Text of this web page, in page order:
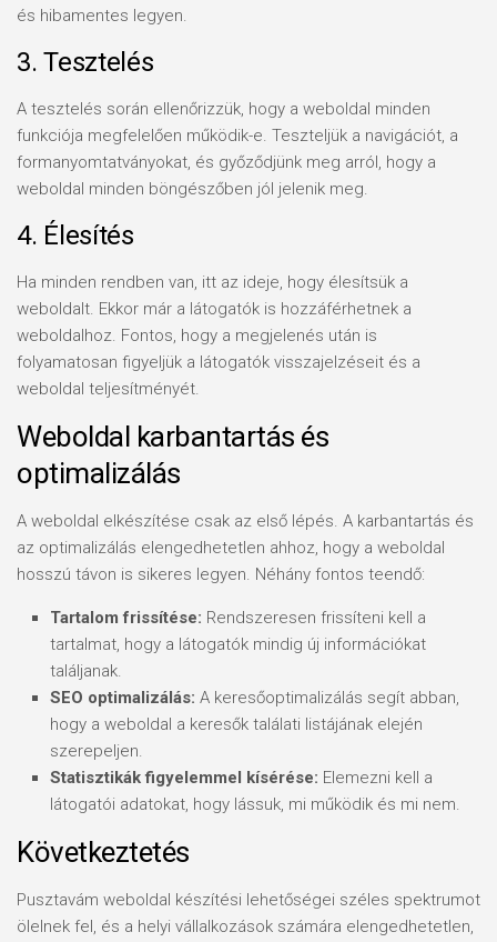
és hibamentes legyen.
3. Tesztelés
A tesztelés során ellenőrizzük, hogy a weboldal minden
funkciója megfelelően működik-e. Teszteljük a navigációt, a
formanyomtatványokat, és győződjünk meg arról, hogy a
weboldal minden böngészőben jól jelenik meg.
4. Élesítés
Ha minden rendben van, itt az ideje, hogy élesítsük a
weboldalt. Ekkor már a látogatók is hozzáférhetnek a
weboldalhoz. Fontos, hogy a megjelenés után is
folyamatosan figyeljük a látogatók visszajelzéseit és a
weboldal teljesítményét.
Weboldal karbantartás és
optimalizálás
A weboldal elkészítése csak az első lépés. A karbantartás és
az optimalizálás elengedhetetlen ahhoz, hogy a weboldal
hosszú távon is sikeres legyen. Néhány fontos teendő:
Tartalom frissítése: Rendszeresen frissíteni kell a
tartalmat, hogy a látogatók mindig új információkat
találjanak.
SEO optimalizálás: A keresőoptimalizálás segít abban,
hogy a weboldal a keresők találati listájának elején
szerepeljen.
Statisztikák figyelemmel kísérése: Elemezni kell a
látogatói adatokat, hogy lássuk, mi működik és mi nem.
Következtetés
Pusztavám weboldal készítési lehetőségei széles spektrumot
ölelnek fel, és a helyi vállalkozások számára elengedhetetlen,